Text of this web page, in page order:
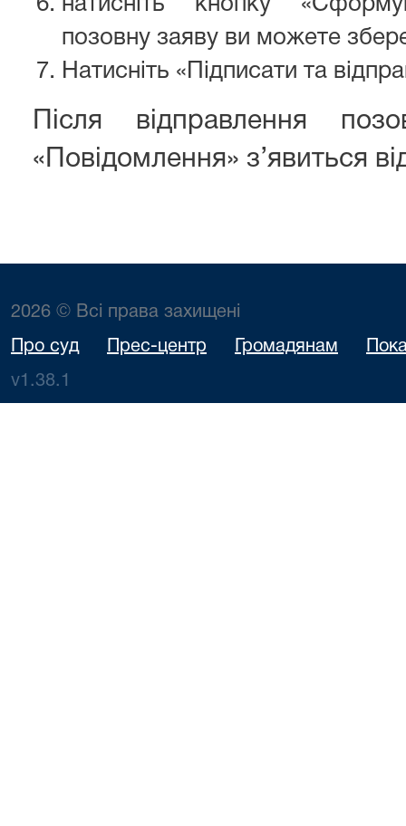
натисніть кнопку
позовну заяву ви можете
Натисніть «Підписати та
Після відправлення
«Повідомлення» з’явиться
2026 © Всі права захищені
Про суд Прес-центр Громадянам
v1.38.1